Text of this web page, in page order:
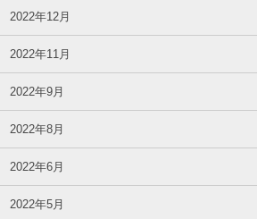
2022年12月
2022年11月
2022年9月
2022年8月
2022年6月
2022年5月